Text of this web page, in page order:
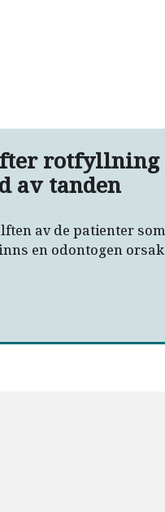
rotfyllning
av tanden
av de patienter
en odontogen